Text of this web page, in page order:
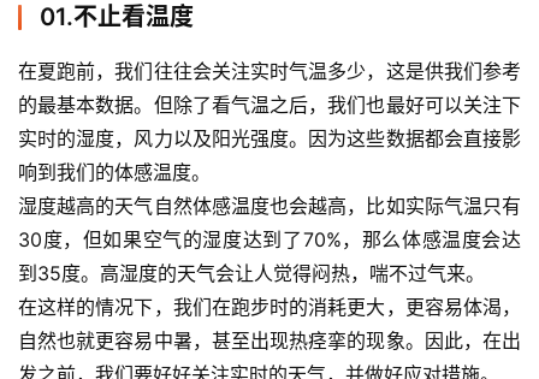
01.不止看温度
在夏跑前，我们往往会关注实时气温多少，这是供我们参考
的最基本数据。但除了看气温之后，我们也最好可以关注下
实时的湿度，风力以及阳光强度。因为这些数据都会直接影
响到我们的体感温度。
湿度越高的天气自然体感温度也会越高，比如实际气温只有
30度，但如果空气的湿度达到了70%，那么体感温度会达
到35度。高湿度的天气会让人觉得闷热，喘不过气来。
在这样的情况下，我们在跑步时的消耗更大，更容易体渴，
自然也就更容易中暑，甚至出现热痉挛的现象。因此，在出
发之前，我们要好好关注实时的天气，并做好应对措施。